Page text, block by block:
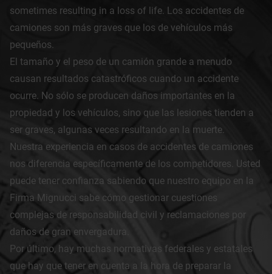
sometimes resulting in a loss of life. Los accidentes de
camiones son más graves que los de vehículos más
pequeños.
El tamaño y el peso de un camión grande a menudo
causan resultados catastróficos cuando un accidente
ocurre. No sólo se producen daños importantes en la
propiedad y los vehículos, sino que las lesiones tienden a
ser graves, algunas veces resultando en la muerte.
Nuestra experiencia en casos de accidentes de camiones
nos diferencia específicamente de los competidores. Usted
puede tener confianza sabiendo que nuestro equipo en la
Firma Mignucci sabe cómo gestionar cuestiones
complejas de responsabilidad civil y reclamaciones por
daños de gran envergadura.
Por último, hay muchas normativas federales y estatales
que hay que tener en cuenta a la hora de preparar la